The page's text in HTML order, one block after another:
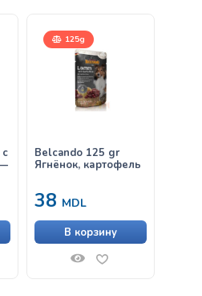
125g
Belcando 125 gr
Ягнёнок, картофель
38 MDL
В корзину